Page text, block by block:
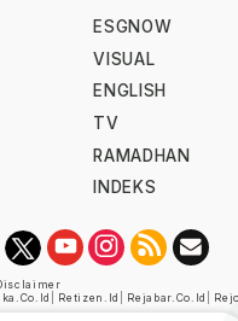
ESGNOW
VISUAL
ENGLISH
TV
RAMADHAN
INDEKS
Retizen.id Rejabar.co.id